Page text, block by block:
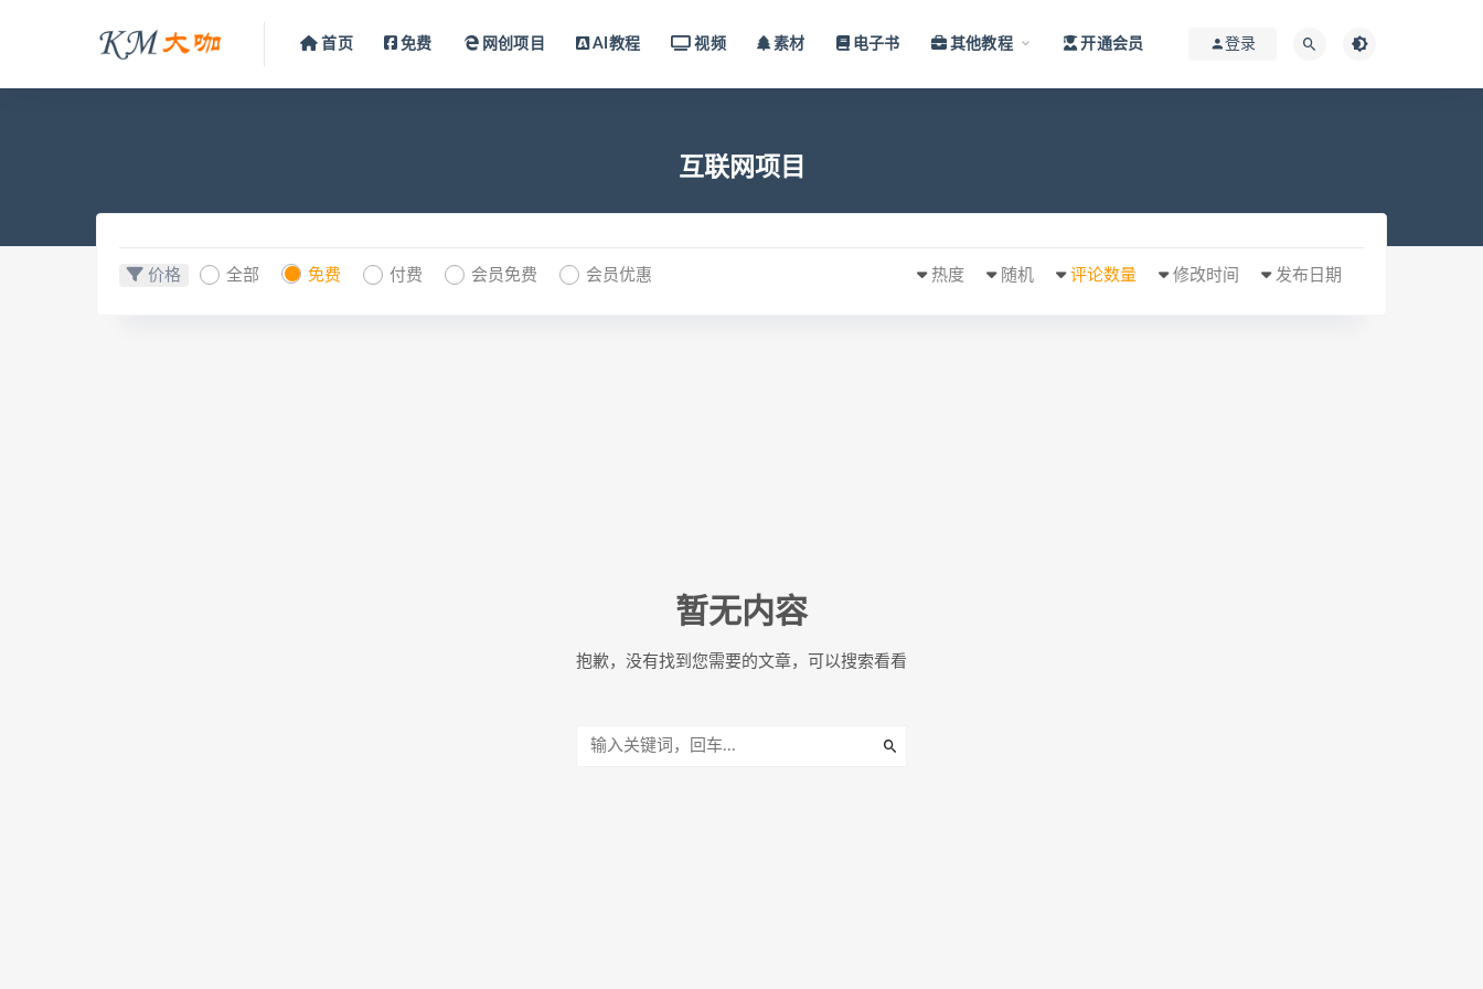
首页 免费 网创项目 AI教程 视频 素材 电子书 其他教程 开通会员 登录
互联网项目
价格 全部 免费 付费 会员免费 会员优惠 发布日期
修改时间
评论数量
随机
热度
暂无内容
抱歉，没有找到您需要的文章，可以搜索看看